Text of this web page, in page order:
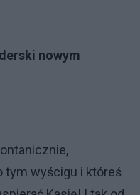
nowym
tym wyścigu i któreś